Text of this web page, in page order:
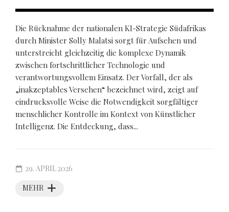
Die Rücknahme der nationalen KI-Strategie Südafrikas
durch Minister Solly Malatsi sorgt für Aufsehen und
unterstreicht gleichzeitig die komplexe Dynamik
zwischen fortschrittlicher Technologie und
verantwortungsvollem Einsatz. Der Vorfall, der als
„inakzeptables Versehen“ bezeichnet wird, zeigt auf
eindrucksvolle Weise die Notwendigkeit sorgfältiger
menschlicher Kontrolle im Kontext von Künstlicher
Intelligenz. Die Entdeckung, dass...
MEHR
29. APRIL 2026